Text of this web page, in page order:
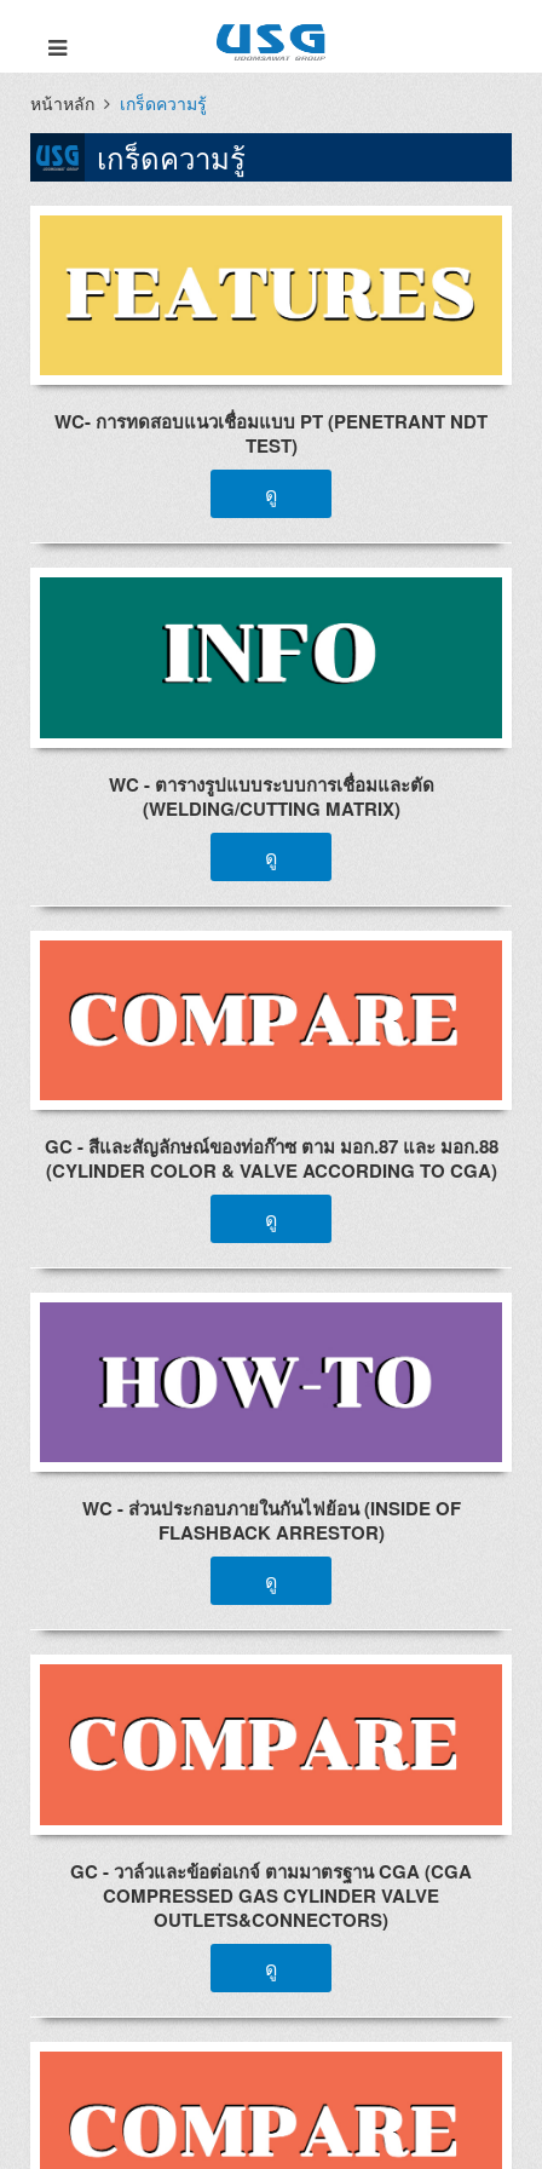
หน้าหลัก เกร็ดความรู้
เกร็ดความรู้
WC- การทดสอบแนวเชื่อมแบบ PT (PENETRANT NDT
TEST)
ดู
WC - ตารางรูปแบบระบบการเชื่อมและตัด
(WELDING/CUTTING MATRIX)
ดู
GC - สีและสัญลักษณ์ของท่อก๊าซ ตาม มอก.87 และ มอก.88
(CYLINDER COLOR & VALVE ACCORDING TO CGA)
ดู
WC - ส่วนประกอบภายในกันไฟย้อน (INSIDE OF
FLASHBACK ARRESTOR)
ดู
GC - วาล์วและข้อต่อเกจ์ ตามมาตรฐาน CGA (CGA
COMPRESSED GAS CYLINDER VALVE
OUTLETS&CONNECTORS)
ดู